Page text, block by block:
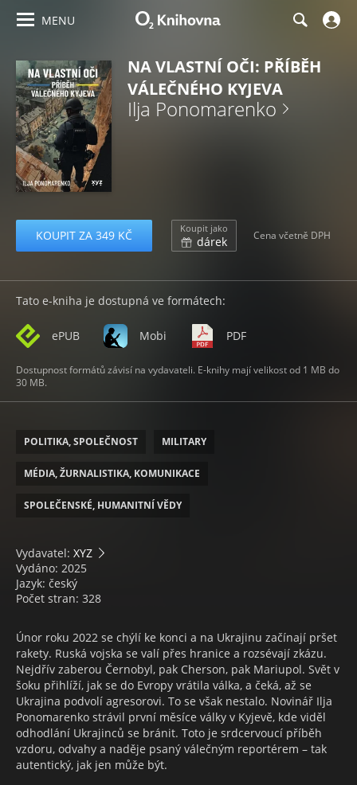
MENU
NA VLASTNÍ OČI: PŘÍBĚH
VÁLEČNÉHO KYJEVA
Ilja Ponomarenko
KOUPIT ZA 349 KČ Koupit jako
dárek Cena včetně DPH
Tato e-kniha je dostupná ve formátech:
ePUB Mobi PDF
Dostupnost formátů závisí na vydavateli. E-knihy mají velikost od 1 MB do
30 MB.
POLITIKA, SPOLEČNOST MILITARY
MÉDIA, ŽURNALISTIKA, KOMUNIKACE
SPOLEČENSKÉ, HUMANITNÍ VĚDY
Vydavatel: XYZ
Vydáno: 2025
Jazyk: český
Počet stran: 328
Únor roku 2022 se chýlí ke konci a na Ukrajinu začínají pršet
rakety. Ruská vojska se valí přes hranice a rozsévají zkázu.
Nejdřív zaberou Černobyl, pak Cherson, pak Mariupol. Svět v
šoku přihlíží, jak se do Evropy vrátila válka, a čeká, až se
Ukrajina podvolí agresorovi. To se však nestalo. Novinář Ilja
Ponomarenko strávil první měsíce války v Kyjevě, kde viděl
odhodlání Ukrajinců se bránit. Toto je srdcervoucí příběh
vzdoru, odvahy a naděje psaný válečným reportérem – tak
autentický, jak jen může být.